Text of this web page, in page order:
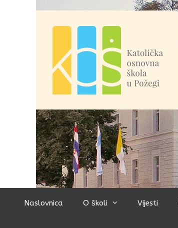
Naslovnica O školi Vijesti